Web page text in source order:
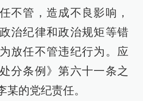
不管，造成不良影响，
治纪律和政治规矩等错
放任不管违纪行为。应
分条例》第六十一条之
某的党纪责任。